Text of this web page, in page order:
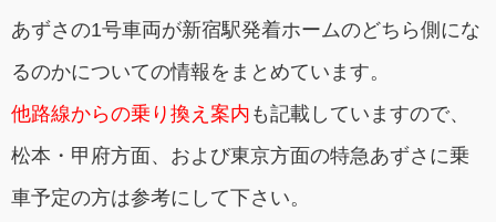
あずさの1号車両が新宿駅発着ホームのどちら側にな
るのかについての情報をまとめています。
他路線からの乗り換え案内 も記載していますので、
松本・甲府方面、および東京方面の特急あずさに乗
車予定の方は参考にして下さい。